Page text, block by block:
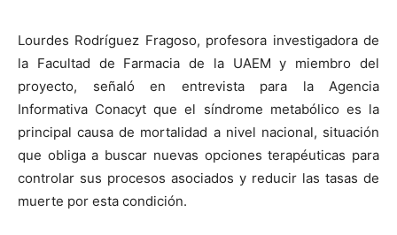
Lourdes Rodríguez Fragoso, profesora investigadora de
la Facultad de Farmacia de la UAEM y miembro del
proyecto, señaló en entrevista para la Agencia
Informativa Conacyt que el síndrome metabólico es la
principal causa de mortalidad a nivel nacional, situación
que obliga a buscar nuevas opciones terapéuticas para
controlar sus procesos asociados y reducir las tasas de
muerte por esta condición.